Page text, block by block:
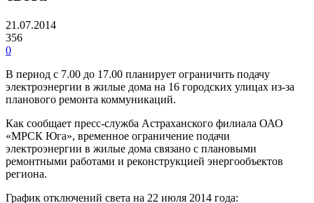
21.07.2014
356
0
В период с 7.00 до 17.00 планирует ограничить подачу
электроэнергии в жилые дома на 16 городских улицах из-за
планового ремонта коммуникаций.
Как сообщает пресс-служба Астраханского филиала ОАО
«МРСК Юга», временное ограничение подачи
электроэнергии в жилые дома связано с плановыми
ремонтными работами и реконструкцией энергообъектов
региона.
График отключений света на 22 июля 2014 года: